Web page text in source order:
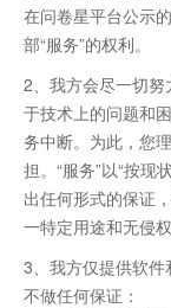
在问卷星平台公示
部“服务”的权利。
2、我方会尽一切
于技术上的问题和
务中断。为此，您
担。“服务”以“按现
出任何形式的保证
一特定用途和无侵
3、我方仅提供软
不做任何保证：